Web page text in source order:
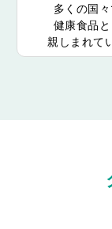
多くの国々
健康食品
親しまれて